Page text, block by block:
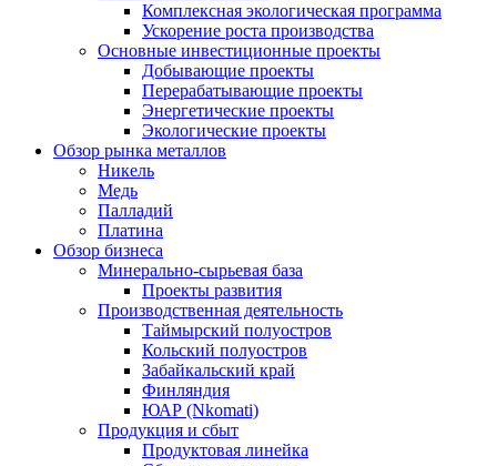
Комплексная экологическая программа
Ускорение роста производства
Основные инвестиционные проекты
Добывающие проекты
Перерабатывающие проекты
Энергетические проекты
Экологические проекты
Обзор рынка металлов
Никель
Медь
Палладий
Платина
Обзор бизнеса
Минерально-сырьевая база
Проекты развития
Производственная деятельность
Таймырский полуостров
Кольский полуостров
Забайкальский край
Финляндия
ЮАР (Nkomati)
Продукция и сбыт
Продуктовая линейка